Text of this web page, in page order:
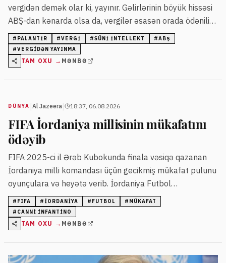
vergidən demək olar ki, yayınır. Gəlirlərinin böyük hissəsi
ABŞ-dan kənarda olsa da, vergilər əsasən orada ödənilir.
Ümumi vergi nisbəti 1,4 faiz təşkil edir.
# PALANTIR #VERGI #SÜNI INTELLEKT #ABŞ
#VERGIDƏN YAYINMA
TAM OXU → MƏNBƏ
DÜNYA Al Jazeera 18:37, 06.08.2026
FIFA İordaniya millisinin mükafatını
ödəyib
FIFA 2025-ci il Ərəb Kubokunda finala vəsiqə qazanan
İordaniya milli komandası üçün gecikmiş mükafat pulunu
oyunçulara və heyətə verib. İordaniya Futbol
Federasiyasının rəhbəri Şahzadə Ali bin Hüseyn əvvəlcə
FIFA-nı şantajda ittiham etmişdi.
# FIFA # İORDANIYA # FUTBOL # MÜKAFAT
# CANNI İNFANTINO
TAM OXU → MƏNBƏ